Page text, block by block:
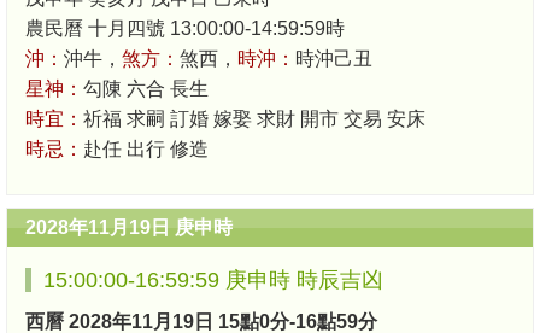
農民曆 十月四號 13:00:00-14:59:59時
沖： 沖牛， 煞方： 煞西， 時沖： 時沖己丑
星神： 勾陳 六合 長生
時宜： 祈福 求嗣 訂婚 嫁娶 求財 開市 交易 安床
時忌： 赴任 出行 修造
2028年11月19日 庚申時
15:00:00-16:59:59 庚申時 時辰吉凶
西曆 2028年11月19日 15點0分-16點59分